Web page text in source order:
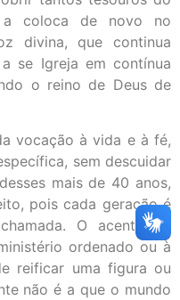
a coloca de novo no
divina, que continua
se Igreja em contínua
o reino de Deus de
vocação à vida e à fé,
sem descuidar
mais de 40 anos,
pois cada geração é
O acento na
ordenado ou à
reificar uma figura ou
não é a que o mundo